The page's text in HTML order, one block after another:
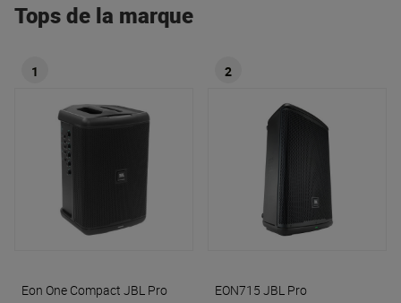
Tops de la marque
1
Eon One Compact JBL Pro
2
EON715 JBL Pro